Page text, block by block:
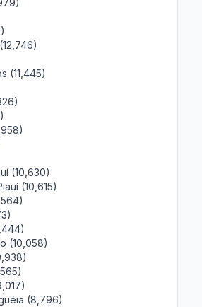
(11,445)
(10,630)
(10,615)
(10,058)
(8,796)